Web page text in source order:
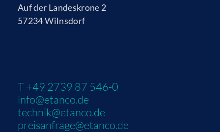
Auf der Landeskrone 2
57234 Wilnsdorf
T +49 2739 87 546-0
info@etanco.de
technik@etanco.de
preisanfrage@etanco.de